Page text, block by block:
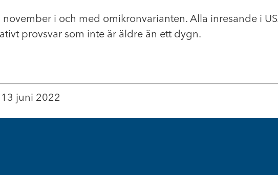
november i och med omikronvarianten. Alla inresande i
provsvar som inte är äldre än ett dygn.
juni 2022